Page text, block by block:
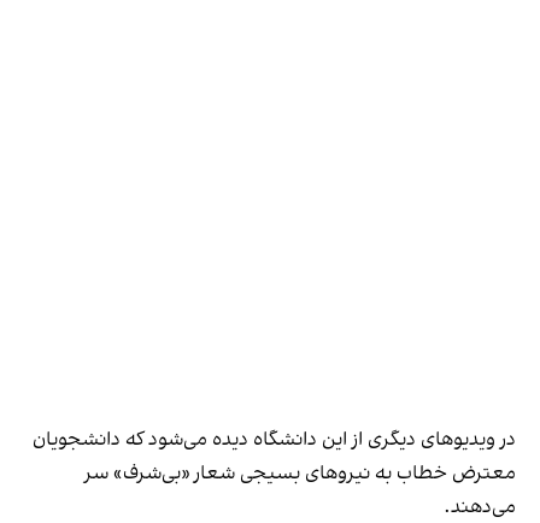
در ویدیوهای دیگری از این دانشگاه دیده می‌شود که دانشجویان
معترض خطاب به نیروهای بسیجی شعار «بی‌شرف» سر
می‌دهند.